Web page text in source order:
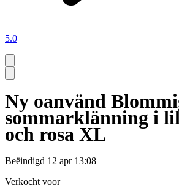
5.0
Ny oanvänd
sommarklänning i
och rosa XL
Beëindigd 12 apr 13:08
Verkocht voor